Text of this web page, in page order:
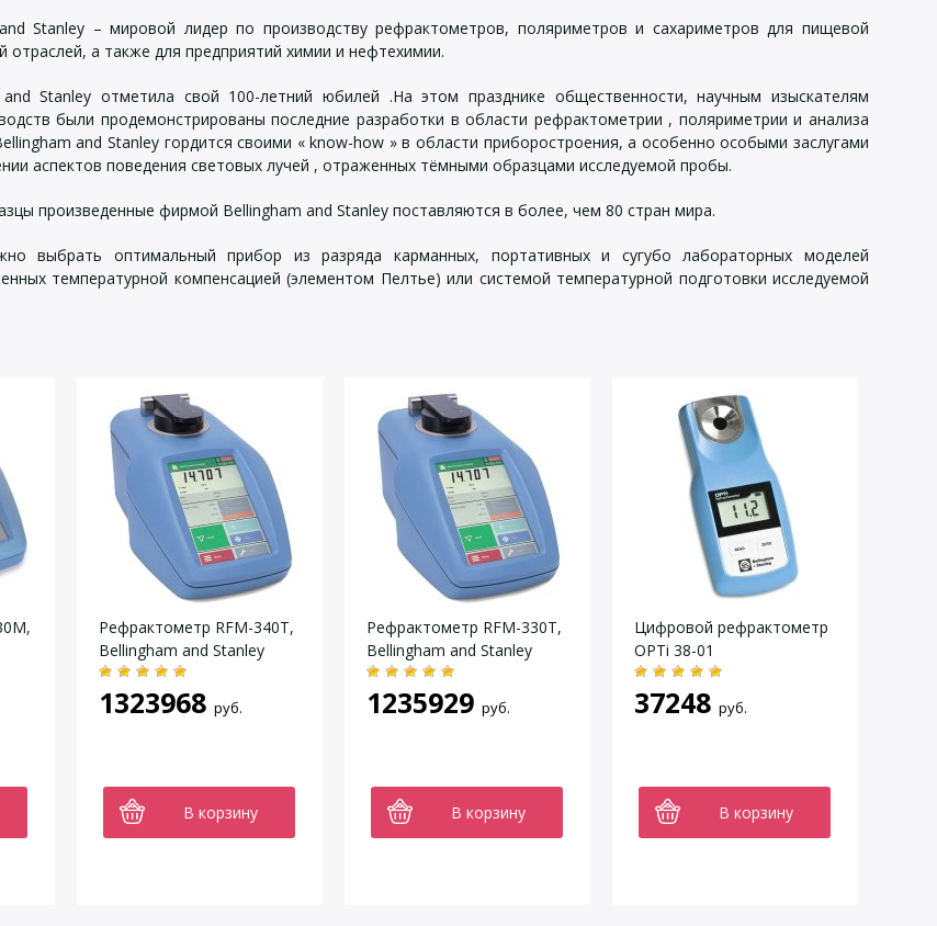
Stanley – мировой лидер по производству рефрактометров, поляриметров и сахариметров для пищевой
отраслей, а также для предприятий химии и нефтехимии.
Stanley отметила свой 100-летний юбилей .На этом празднике общественности, научным изыскателям
были продемонстрированы последние разработки в области рефрактометрии , поляриметрии и анализа
and Stanley гордится своими « know-how » в области приборостроения, а особенно особыми заслугами
аспектов поведения световых лучей , отраженных тёмными образцами исследуемой пробы.
произведенные фирмой Bellingham and Stanley поставляются в более, чем 80 стран мира.
выбрать оптимальный прибор из разряда карманных, портативных и сугубо лабораторных моделей
температурной компенсацией (элементом Пелтье) или системой температурной подготовки исследуемой
Рефрактометр RFM-340T,
Bellingham and Stanley
1323968 руб.
В корзину
Рефрактометр RFM-330T,
Bellingham and Stanley
1235929 руб.
В корзину
Цифровой рефрактометр
OPTi 38-01
37248 руб.
В корзину